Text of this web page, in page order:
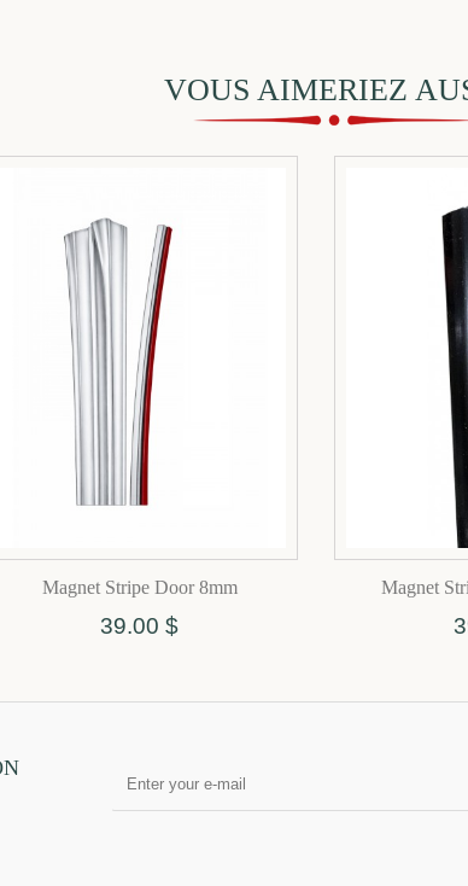
VOUS AIMERIEZ
Magnet Stripe Door 8mm
39.00 $
Magnet